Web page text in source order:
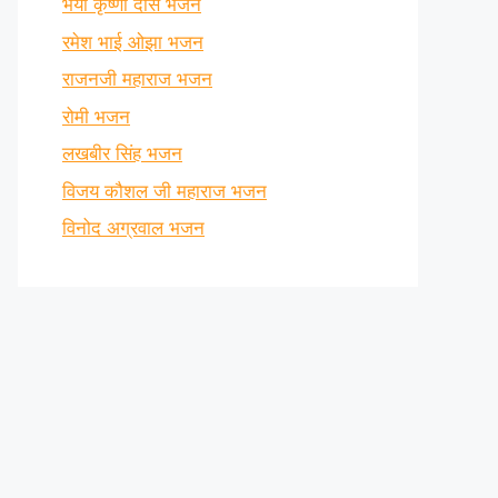
भैया कृष्णा दास भजन
रमेश भाई ओझा भजन
राजनजी महाराज भजन
रोमी भजन
लखबीर सिंह भजन
विजय कौशल जी महाराज भजन
विनोद अग्रवाल भजन